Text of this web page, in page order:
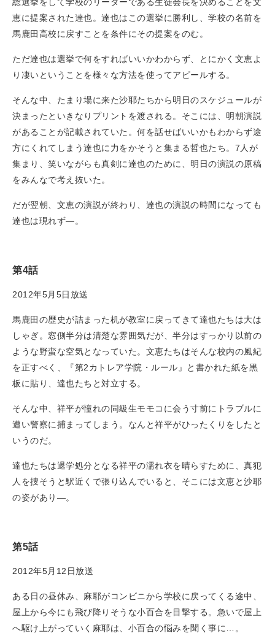
恵に提案された達也。達也はこの選挙に勝利し、学校の名前を
馬鹿田高校に戻すことを条件にその提案をのむ。
ただ達也は選挙で何をすればいいかわからず、とにかく文恵よ
り凄いということを様々な方法を使ってアピールする。
そんな中、たまり場に来た沙耶たちから明日のスケジュールが
決まったといきなりプリントを渡される。そこには、明朝演説
があることが記載されていた。何を話せばいいかもわからず途
方にくれてしまう達也に力をかそうと集まる哲也たち。7人が
集まり、笑いながらも真剣に達也のために、明日の演説の原稿
をみんなで考え抜いた。
だが翌朝、文恵の演説が終わり、達也の演説の時間になっても
達也は現れず―。
第4話
2012年5月5日放送
馬鹿田の歴史が詰まった机が教室に戻ってきて達也たちは大は
しゃぎ。窓側半分は清楚な雰囲気だが、半分はすっかり以前の
ような野蛮な空気となっていた。文恵たちはそんな校内の風紀
を正すべく、『第2カトレア学院・ルール』と書かれた紙を黒
板に貼り、達也たちと対立する。
そんな中、祥平が憧れの同級生モモコに会う寸前にトラブルに
遭い警察に捕まってしまう。なんと祥平がひったくりをしたと
いうのだ。
達也たちは退学処分となる祥平の濡れ衣を晴らすために、真犯
人を捜そうと駅近くで張り込んでいると、そこには文恵と沙耶
の姿があり―。
第5話
2012年5月12日放送
ある日の昼休み、麻耶がコンビニから学校に戻ってくる途中、
屋上から今にも飛び降りそうな小百合を目撃する。急いで屋上
へ駆け上がっていく麻耶は、小百合の悩みを聞く事に…。